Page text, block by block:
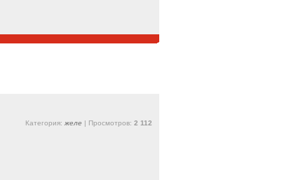
Категория: желе | Просмотров: 2 112